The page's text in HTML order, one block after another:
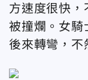
方速度很快，
被撞爛。女騎
後來轉彎，不